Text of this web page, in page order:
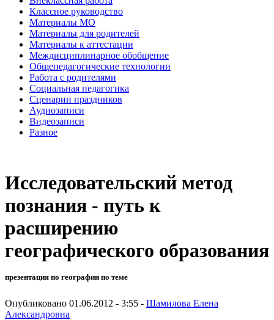
Классное руководство
Материалы МО
Материалы для родителей
Материалы к аттестации
Междисциплинарное обобщение
Общепедагогические технологии
Работа с родителями
Социальная педагогика
Сценарии праздников
Аудиозаписи
Видеозаписи
Разное
Исследовательский метод
познания - путь к
расширению
географического образования
презентация по географии по теме
Опубликовано 01.06.2012 - 3:55 - Шамилова Елена
Александровна